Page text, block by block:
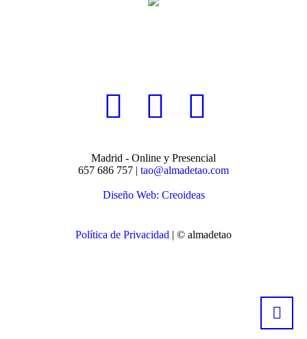
Madrid - Online y Presencial
657 686 757 | tao@almadetao.com
Diseño Web: Creoideas
Política de Privacidad | © almadetao